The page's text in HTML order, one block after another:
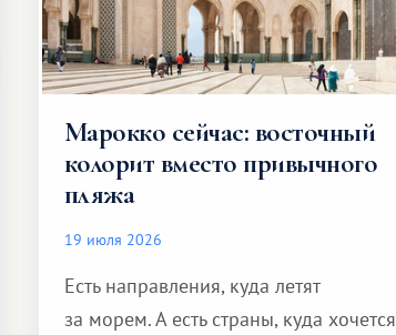
Марокко сейчас: восточный
колорит вместо привычного
пляжа
19 июля 2026
Есть направления, куда летят
за морем. А есть страны, куда хочется